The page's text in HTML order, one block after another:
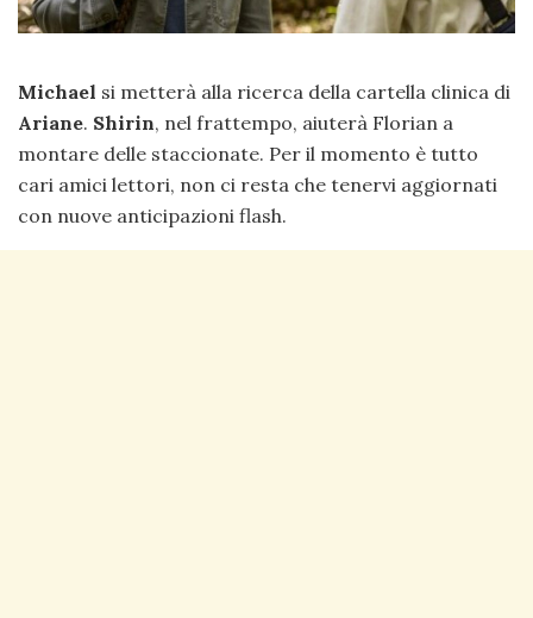
Michael si metterà alla ricerca della cartella clinica di
Ariane. Shirin, nel frattempo, aiuterà Florian a
montare delle staccionate. Per il momento è tutto
cari amici lettori, non ci resta che tenervi aggiornati
con nuove anticipazioni flash.